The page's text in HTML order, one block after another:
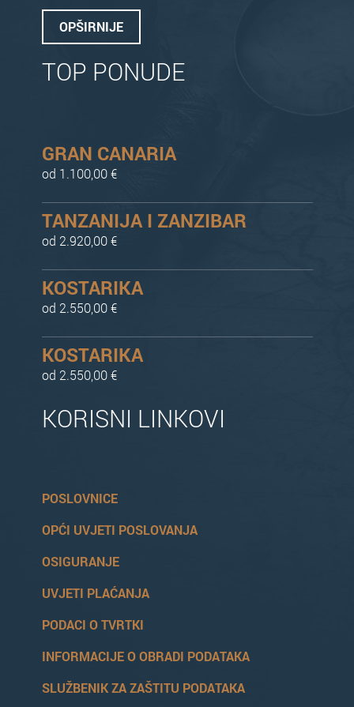
OPŠIRNIJE
TOP PONUDE
GRAN CANARIA
od 1.100,00 €
TANZANIJA I ZANZIBAR
od 2.920,00 €
KOSTARIKA
od 2.550,00 €
KOSTARIKA
od 2.550,00 €
KORISNI LINKOVI
POSLOVNICE
OPĆI UVJETI POSLOVANJA
OSIGURANJE
UVJETI PLAĆANJA
PODACI O TVRTKI
INFORMACIJE O OBRADI PODATAKA
SLUŽBENIK ZA ZAŠTITU PODATAKA